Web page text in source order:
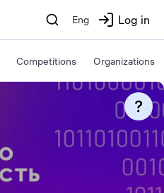
Eng Log in
Competitions Organizations